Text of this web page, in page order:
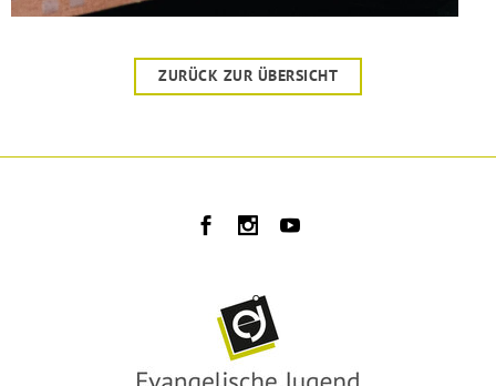
ZURÜCK ZUR ÜBERSICHT